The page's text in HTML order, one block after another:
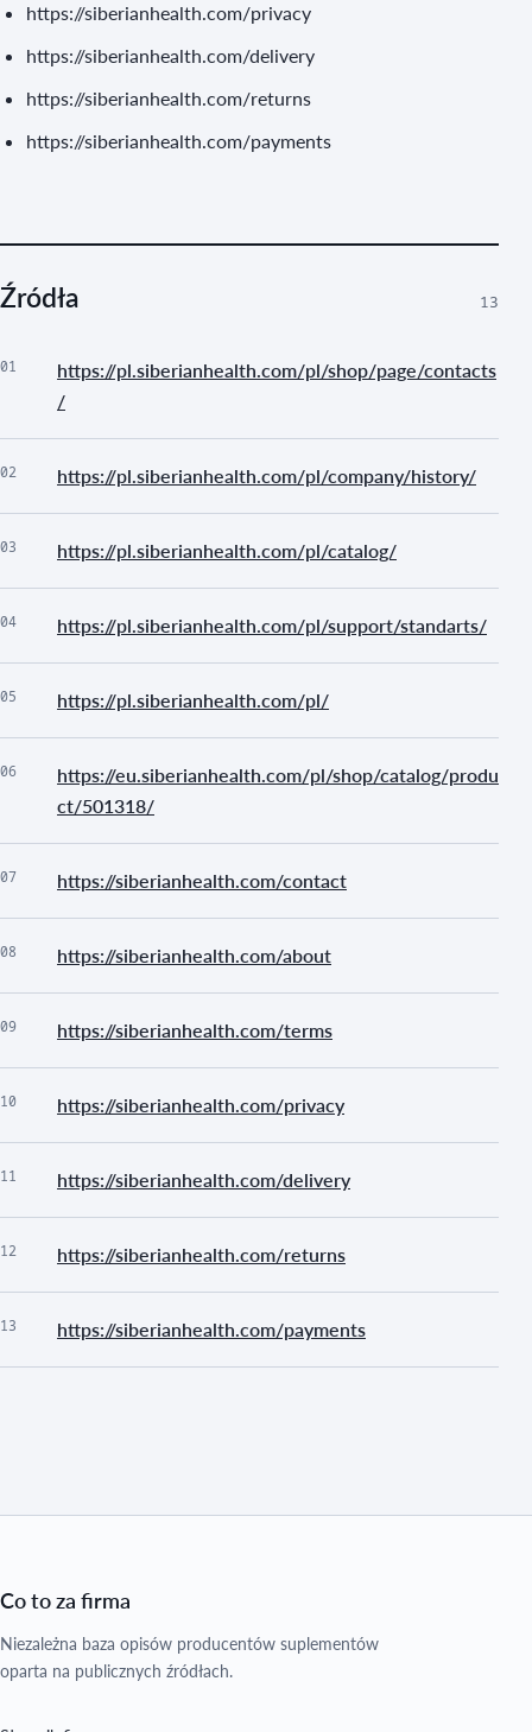
https://siberianhealth.com/privacy
https://siberianhealth.com/delivery
https://siberianhealth.com/returns
https://siberianhealth.com/payments
Źródła 13
01
https://pl.siberianhealth.com/pl/shop/page/contacts
/
02 https://pl.siberianhealth.com/pl/company/history/
03 https://pl.siberianhealth.com/pl/catalog/
04 https://pl.siberianhealth.com/pl/support/standarts/
05 https://pl.siberianhealth.com/pl/
06
https://eu.siberianhealth.com/pl/shop/catalog/produ
ct/501318/
07 https://siberianhealth.com/contact
08 https://siberianhealth.com/about
09 https://siberianhealth.com/terms
10 https://siberianhealth.com/privacy
11 https://siberianhealth.com/delivery
12 https://siberianhealth.com/returns
13 https://siberianhealth.com/payments
Co to za firma
Niezależna baza opisów producentów suplementów
oparta na publicznych źródłach.